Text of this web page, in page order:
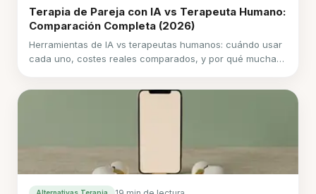
Terapia de Pareja con IA vs Terapeuta Humano:
Comparación Completa (2026)
Herramientas de IA vs terapeutas humanos: cuándo usar
cada uno, costes reales comparados, y por qué muchas